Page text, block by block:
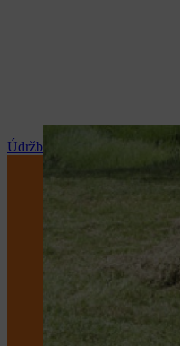
Údržba a opravy